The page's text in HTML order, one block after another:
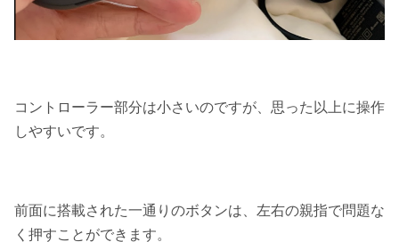
コントローラー部分は小さいのですが、 思った以上に操作
しやすいです。
前面に搭載された一通りのボタンは、左右の親指で問題な
く押すことができます。